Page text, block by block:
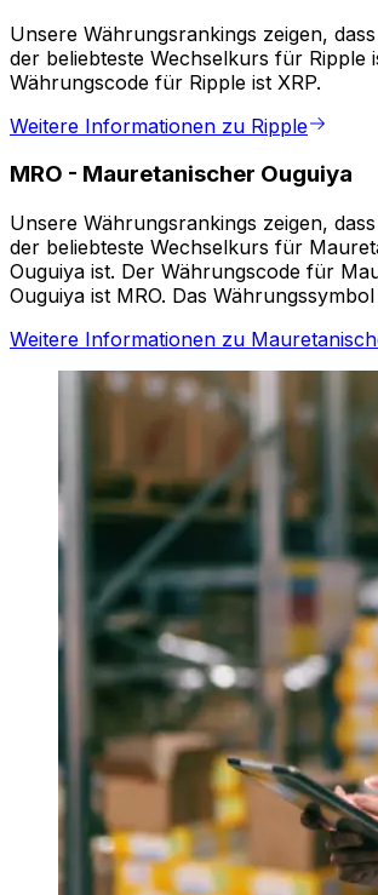
Unsere Währungsrankings zeigen,
der beliebteste Wechselkurs für Ripple
Währungscode für Ripple ist XRP.
Weitere Informationen zu Ripple
MRO - Mauretanischer Ouguiya
Unsere Währungsrankings zeigen,
der beliebteste Wechselkurs für
Ouguiya ist. Der Währungscode für
Ouguiya ist MRO. Das
Weitere Informationen zu